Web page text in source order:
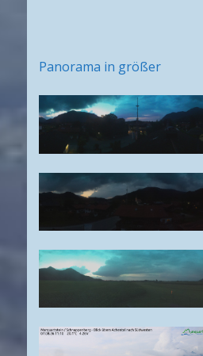
Panorama in größer